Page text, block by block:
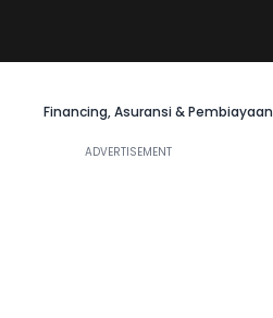
Financing, Asuransi & Pembiayaan